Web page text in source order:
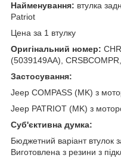
Найменування: втулка
Patriot
Цена за 1 втулку
Оригінальний номер:
(5039149AA),
Застосування:
Jeep COMPASS (MK) з
Jeep PATRIOT (MK) з
Суб'єктивна думка:
Бюджетний варіант втулок
Виготовлена з резини з